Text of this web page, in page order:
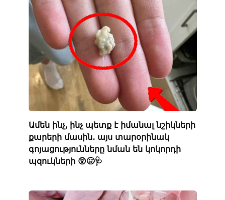
Ամեն ինչ, ինչ պետք է իմանալ նշիկների
քարերի մասին․ այս տարօրինակ
գոյացությունները նման են կոկորդի
պզուկների 😲🤢🩺